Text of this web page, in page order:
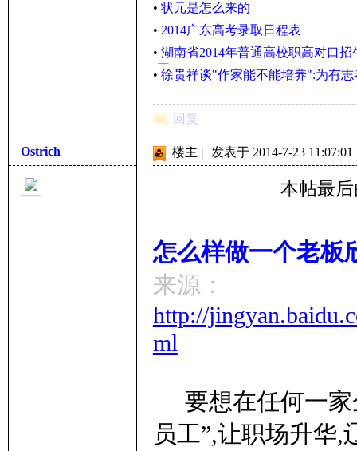
• 状元是怎么来的
• 2014广东高考录取日程表
• 湖南省2014年普通高校职高对口
(图)
• 徐贵祥谈"作家能不能培养":为有志
回复
Ostrich 楼主 | 发表于 2014-7-23 11:07:01
本帖最后
怎么样做一个老板
来源：
http://
ml
要想在任何一家
员工”,让职场升华